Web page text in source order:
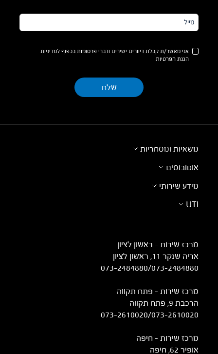
מייל*
אני מאשר/ת קבלת דיוורים ישירים ודברי פרסומות בכפוף למדיניות
הגנת הפרטיות
משאיות ומסחריות
אוטובוסים
מידע שירותי
UTI
מרכז שירות – ראשון לציון
אריה שנקר 11, ראשון לציון
073-2484880/073-2484880
מרכז שירות – פתח תקווה
הרכבת 9, פתח תקווה
073-2610020/073-2610020
מרכז שירות - חיפה
אופיר 62, חיפה